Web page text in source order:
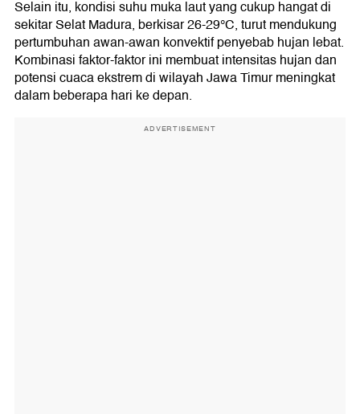
Selain itu, kondisi suhu muka laut yang cukup hangat di
sekitar Selat Madura, berkisar 26-29°C, turut mendukung
pertumbuhan awan-awan konvektif penyebab hujan lebat.
Kombinasi faktor-faktor ini membuat intensitas hujan dan
potensi cuaca ekstrem di wilayah Jawa Timur meningkat
dalam beberapa hari ke depan.
ADVERTISEMENT